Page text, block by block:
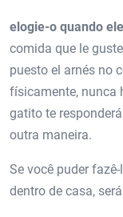
elogie-o quando
comida que le
puesto el arnés no
físicamente, nunca
gatito te
outra maneira.
Se você puder
dentro de casa,